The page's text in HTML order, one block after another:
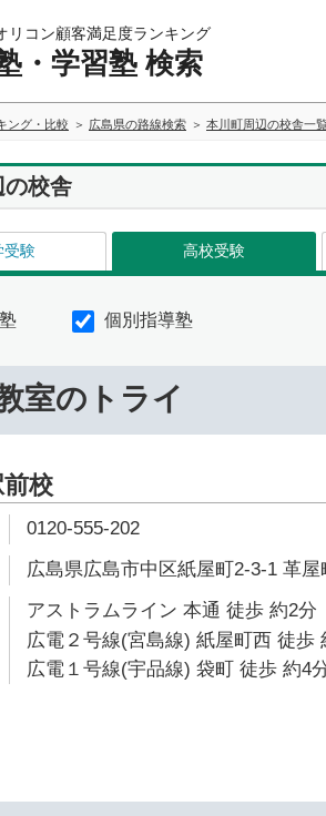
リコン顧客満足度ランキング
・学習塾 検索
ング・比較 広島県の路線検索 本川町周辺の校舎一
の校舎
受験 高校受験
個別指導塾
室のトライ
校
0120-555-202
広島県広島市中区紙屋町2-3-1 革屋
アストラムライン 本通 徒歩 約2分
広電２号線(宮島線) 紙屋町西 徒歩
広電１号線(宇品線) 袋町 徒歩 約4